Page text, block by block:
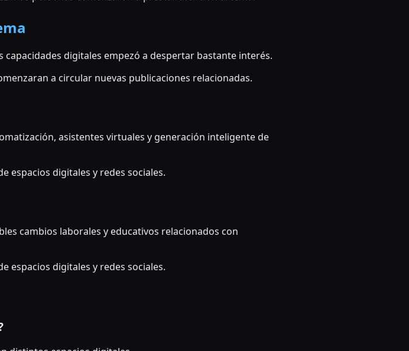
digitales empezó a despertar bastante interés.
a circular nuevas publicaciones relacionadas.
asistentes virtuales y generación inteligente de
espacios digitales y redes sociales.
cambios laborales y educativos relacionados con
espacios digitales y redes sociales.